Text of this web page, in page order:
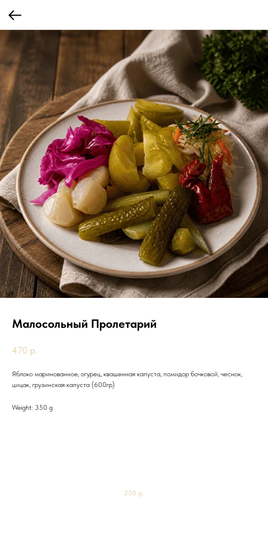
Малосольный Пролетарий
470 р.
Яблоко маринованное, огурец, квашенная капуста, помидор бочковой, чеснок,
цицак, грузинская капуста (600гр)
Weight: 350 g
250 р.